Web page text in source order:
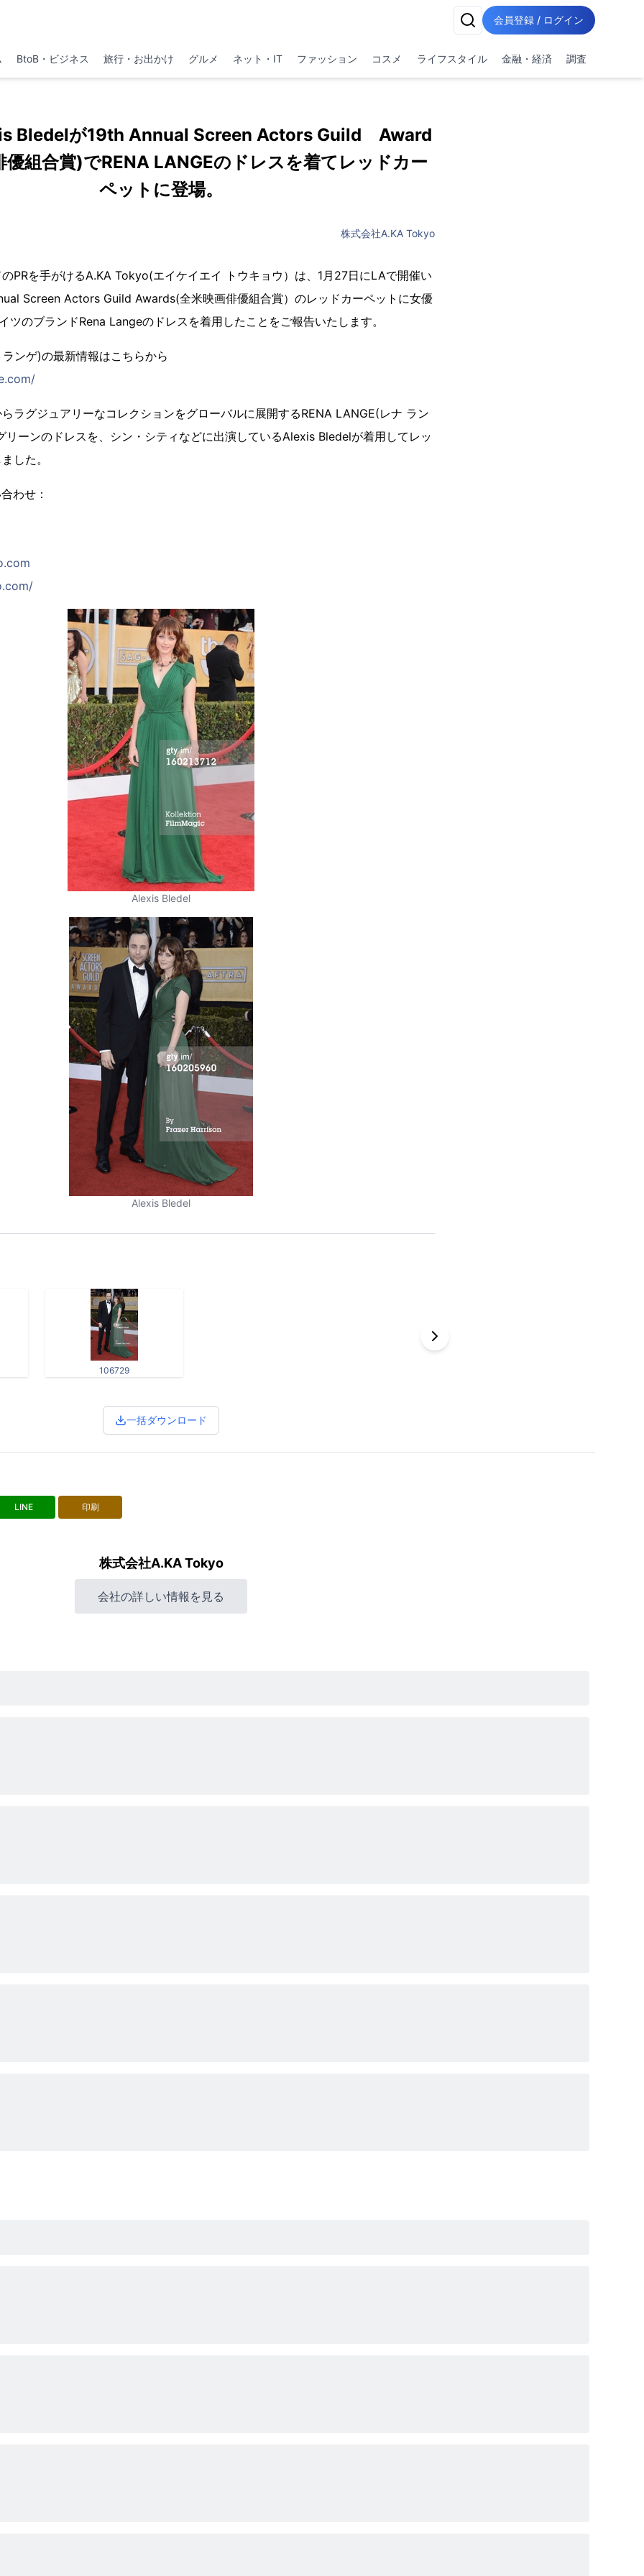
会員登録 / ログイン
BtoB・ビジネス 旅行・お出かけ グルメ ネット・IT ファッション コスメ ライフスタイル 金融・経済 調査
Bledelが19th Annual Screen Actors Guild Award
優組合賞)でRENA LANGEのドレスを着てレッドカー
ペットに登場。
株式会社A.KA Tokyo
PRを手がけるA.KA Tokyo(エイケイエイ トウキョウ）は、1月27日にLAで開催い
Screen Actors Guild Awards(全米映画俳優組合賞）のレッドカーペットに女優
のブランドRena Langeのドレスを着用したことをご報告いたします。
ンゲ)の最新情報はこちらから
ラグジュアリーなコレクションをグローバルに展開するRENA LANGE(レナ ラン
リーンのドレスを、シン・シティなどに出演しているAlexis Bledelが着用してレッ
した。
わせ：
Alexis Bledel
Alexis Bledel
106729
一括ダウンロード
LINE 印刷
株式会社A.KA Tokyo
会社の詳しい情報を見る